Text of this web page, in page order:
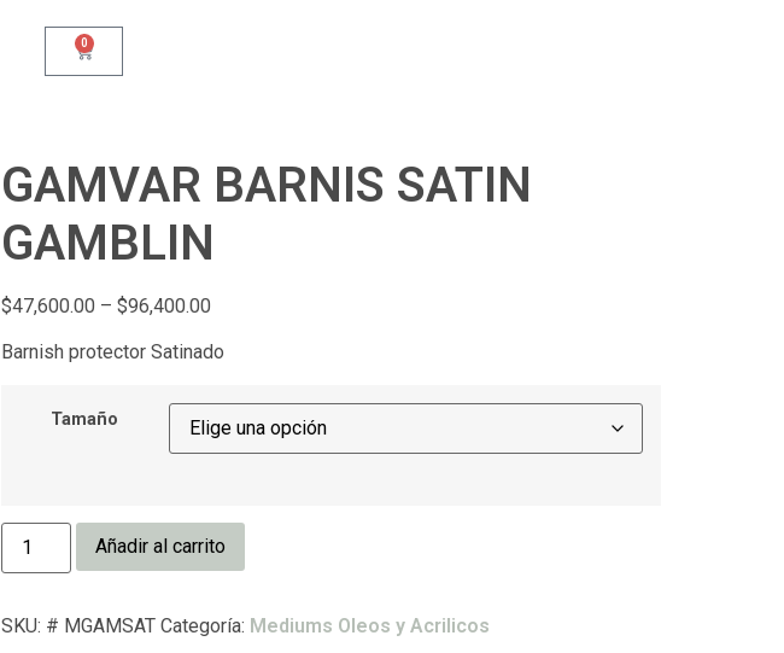
0
GAMVAR BARNIS SATIN
GAMBLIN
$47,600.00 – $96,400.00
Barnish protector Satinado
Tamaño
Añadir al carrito
SKU: # MGAMSAT Categoría: Mediums Oleos y Acrilicos